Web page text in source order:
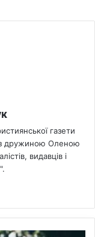
газети
дружиною Оленою
видавців і
k